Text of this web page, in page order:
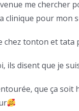
me chercher
clinique pour mon
tonton et tata
ils disent que je
que ça soit